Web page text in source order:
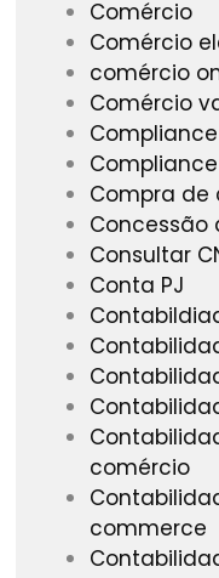
Comércio
Comércio
comércio
Comércio
Compliance
Compra de
Concessão
Consultar
Conta PJ
comércio
commerce